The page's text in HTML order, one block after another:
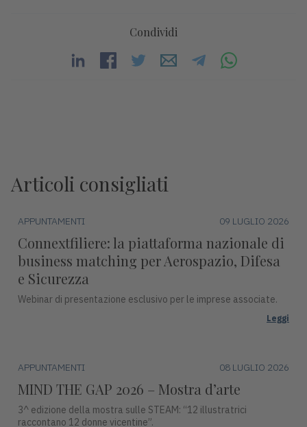
Condividi
Articoli consigliati
APPUNTAMENTI 09 LUGLIO 2026
Connextfiliere: la piattaforma nazionale di
business matching per Aerospazio, Difesa
e Sicurezza
Webinar di presentazione esclusivo per le imprese associate.
Leggi
APPUNTAMENTI 08 LUGLIO 2026
MIND THE GAP 2026 – Mostra d’arte
3^ edizione della mostra sulle STEAM: “12 illustratrici
raccontano 12 donne vicentine”.